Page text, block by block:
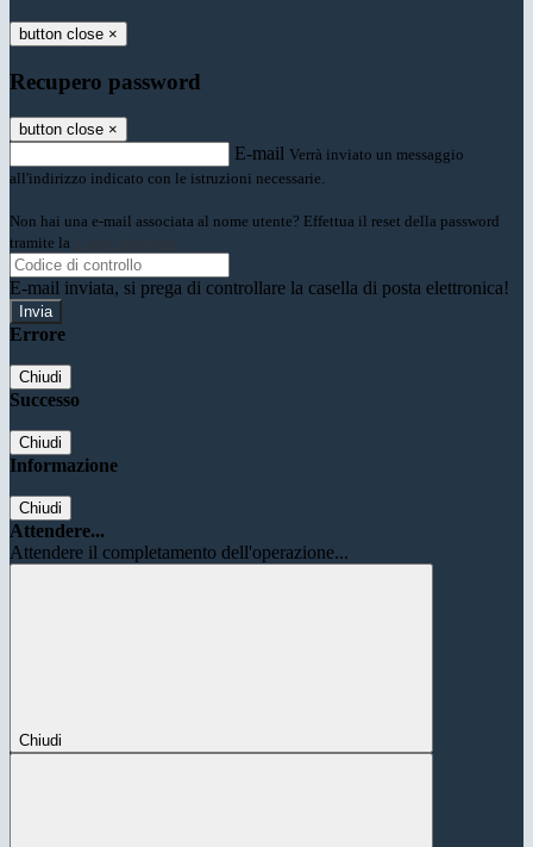
button close ×
Recupero password
button close ×
E-mail Verrà inviato un messaggio
all'indirizzo indicato con le istruzioni necessarie.
Non hai una e-mail associata al nome utente? Effettua il reset della password
tramite la
E-mail inviata, si prega di controllare la casella di posta elettronica!
Errore
Chiudi
Successo
Chiudi
Informazione
Chiudi
Attendere...
Attendere il completamento dell'operazione...
Chiudi